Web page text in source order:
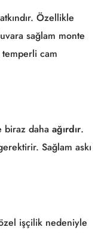
Özellikle
sağlam monte
cam
biraz daha ağırdır.
Sağlam askı
işçilik nedeniyle